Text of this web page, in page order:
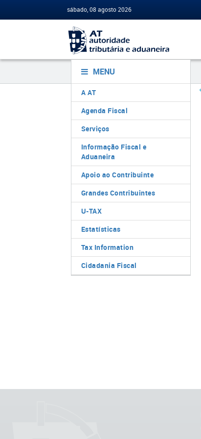
sábado, 08 agosto 2026
MENU
A AT
Agenda Fiscal
Serviços
Informação Fiscal e
Aduaneira
Apoio ao Contribuinte
Grandes Contribuintes
U-TAX
Estatísticas
Tax Information
Cidadania Fiscal